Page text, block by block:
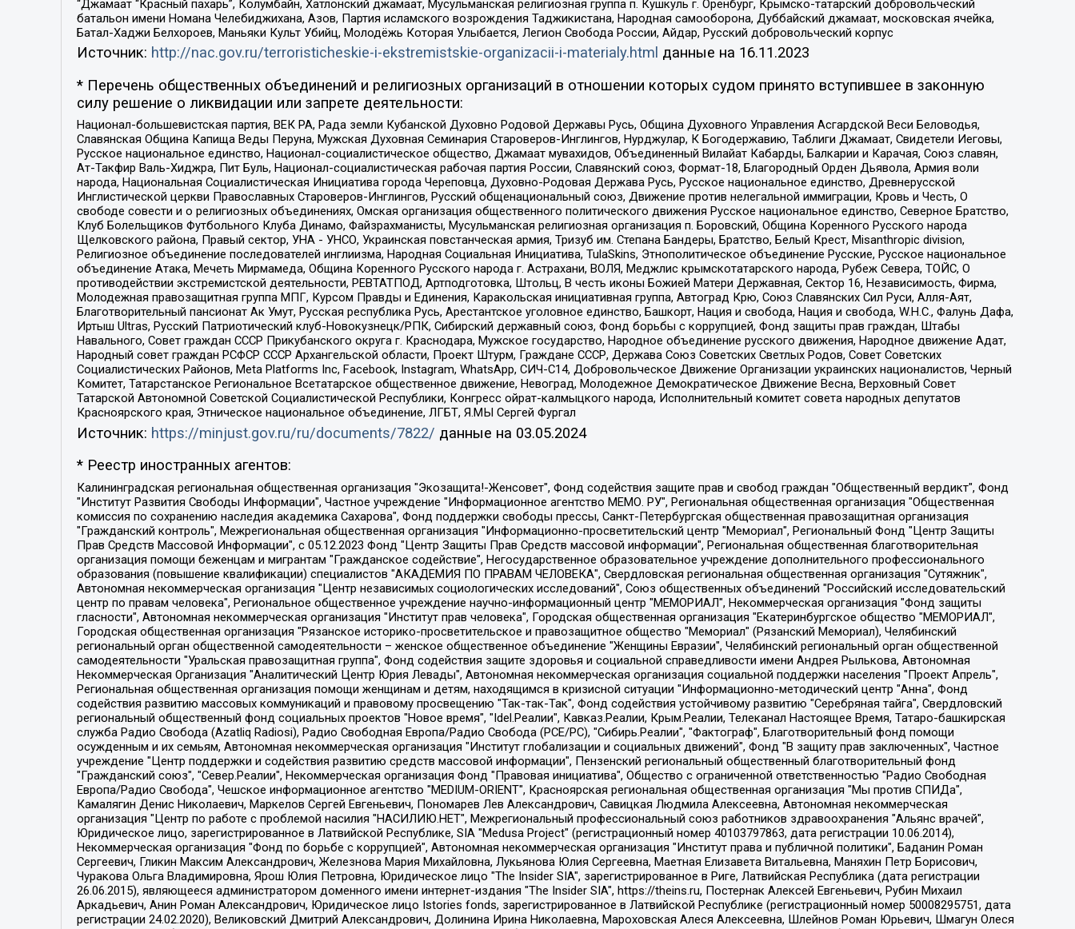
“Джамаат “Красный пахарь”, Колумбайн, Хатлонский джамаат, Мусульманская религиозная группа п. Кушкуль г. Оренбург, Крымско-татарский добровольческий
батальон имени Номана Челебиджихана, Азов, Партия исламского возрождения Таджикистана, Народная самооборона, Дуббайский джамаат, московская ячейка,
Батал-Хаджи Белхороев, Маньяки Культ Убийц, Молодёжь Которая Улыбается, Легион Свобода России, Айдар, Русский добровольческий корпус
Источник: http://nac.gov.ru/terroristicheskie-i-ekstremistskie-organizacii-i-materialy.html данные на 16.11.2023
* Перечень общественных объединений и религиозных организаций в отношении которых судом принято вступившее в законную
силу решение о ликвидации или запрете деятельности:
Национал-большевистская партия, ВЕК РА, Рада земли Кубанской Духовно Родовой Державы Русь, Община Духовного Управления Асгардской Веси Беловодья,
Славянская Община Капища Веды Перуна, Мужская Духовная Семинария Староверов-Инглингов, Нурджулар, К Богодержавию, Таблиги Джамаат, Свидетели Иеговы,
Русское национальное единство, Национал-социалистическое общество, Джамаат мувахидов, Объединенный Вилайат Кабарды, Балкарии и Карачая, Союз славян,
Ат-Такфир Валь-Хиджра, Пит Буль, Национал-социалистическая рабочая партия России, Славянский союз, Формат-18, Благородный Орден Дьявола, Армия воли
народа, Национальная Социалистическая Инициатива города Череповца, Духовно-Родовая Держава Русь, Русское национальное единство, Древнерусской
Инглистической церкви Православных Староверов-Инглингов, Русский общенациональный союз, Движение против нелегальной иммиграции, Кровь и Честь, О
свободе совести и о религиозных объединениях, Омская организация общественного политического движения Русское национальное единство, Северное Братство,
Клуб Болельщиков Футбольного Клуба Динамо, Файзрахманисты, Мусульманская религиозная организация п. Боровский, Община Коренного Русского народа
Щелковского района, Правый сектор, УНА - УНСО, Украинская повстанческая армия, Тризуб им. Степана Бандеры, Братство, Белый Крест, Misanthropic division,
Религиозное объединение последователей инглиизма, Народная Социальная Инициатива, TulaSkins, Этнополитическое объединение Русские, Русское национальное
объединение Атака, Мечеть Мирмамеда, Община Коренного Русского народа г. Астрахани, ВОЛЯ, Меджлис крымскотатарского народа, Рубеж Севера, ТОЙС, О
противодействии экстремистской деятельности, РЕВТАТПОД, Артподготовка, Штольц, В честь иконы Божией Матери Державная, Сектор 16, Независимость, Фирма,
Молодежная правозащитная группа МПГ, Курсом Правды и Единения, Каракольская инициативная группа, Автоград Крю, Союз Славянских Сил Руси, Алля-Аят,
Благотворительный пансионат Ак Умут, Русская республика Русь, Арестантское уголовное единство, Башкорт, Нация и свобода, Нация и свобода, W.H.С., Фалунь Дафа,
Иртыш Ultras, Русский Патриотический клуб-Новокузнецк/РПК, Сибирский державный союз, Фонд борьбы с коррупцией, Фонд защиты прав граждан, Штабы
Навального, Совет граждан СССР Прикубанского округа г. Краснодара, Мужское государство, Народное объединение русского движения, Народное движение Адат,
Народный совет граждан РСФСР СССР Архангельской области, Проект Штурм, Граждане СССР, Держава Союз Советских Светлых Родов, Совет Советских
Социалистических Районов, Meta Platforms Inc, Facebook, Instagram, WhatsApp, СИЧ-С14, Добровольческое Движение Организации украинских националистов, Черный
Комитет, Татарстанское Региональное Всетатарское общественное движение, Невоград, Молодежное Демократическое Движение Весна, Верховный Совет
Татарской Автономной Советской Социалистической Республики, Конгресс ойрат-калмыцкого народа, Исполнительный комитет совета народных депутатов
Красноярского края, Этническое национальное объединение, ЛГБТ, Я.МЫ Сергей Фургал
Источник: https://minjust.gov.ru/ru/documents/7822/ данные на 03.05.2024
* Реестр иностранных агентов:
Калининградская региональная общественная организация "Экозащита!-Женсовет", Фонд содействия защите прав и свобод граждан "Общественный вердикт", Фонд "Институт Развития Свободы Информации", Частное учреждение "Информационное агентство МЕМО. РУ", Региональная общественная организация "Общественная комиссия по сохранению наследия академика Сахарова", Фонд поддержки свободы прессы, Санкт-Петербургская общественная правозащитная организация "Гражданский контроль", Межрегиональная общественная организация "Информационно-просветительский центр "Мемориал", Региональный Фонд "Центр Защиты Прав Средств Массовой Информации", с 05.12.2023 Фонд "Центр Защиты Прав Средств массовой информации", Региональная общественная благотворительная организация помощи беженцам и мигрантам "Гражданское содействие", Негосударственное образовательное учреждение дополнительного профессионального образования (повышение квалификации) специалистов "АКАДЕМИЯ ПО ПРАВАМ ЧЕЛОВЕКА", Свердловская региональная общественная организация "Сутяжник", Автономная некоммерческая организация "Центр независимых социологических исследований", Союз общественных объединений "Российский исследовательский центр по правам человека", Региональное общественное учреждение научно-информационный центр "МЕМОРИАЛ", Некоммерческая организация "Фонд защиты гласности", Автономная некоммерческая организация "Институт прав человека", Городская общественная организация "Екатеринбургское общество "МЕМОРИАЛ", Городская общественная организация "Рязанское историко-просветительское и правозащитное общество "Мемориал" (Рязанский Мемориал), Челябинский региональный орган общественной самодеятельности – женское общественное объединение "Женщины Евразии", Челябинский региональный орган общественной самодеятельности "Уральская правозащитная группа", Фонд содействия защите здоровья и социальной справедливости имени Андрея Рылькова, Автономная Некоммерческая Организация "Аналитический Центр Юрия Левады", Автономная некоммерческая организация социальной поддержки населения "Проект Апрель", Региональная общественная организация помощи женщинам и детям, находящимся в кризисной ситуации "Информационно-методический центр "Анна", Фонд содействия развитию массовых коммуникаций и правовому просвещению "Так-так-Так", Фонд содействия устойчивому развитию "Серебряная тайга", Свердловский региональный общественный фонд социальных проектов "Новое время", "Idel.Реалии", Кавказ.Реалии, Крым.Реалии, Телеканал Настоящее Время, Татаро-башкирская служба Радио Свобода (Azatliq Radiosi), Радио Свободная Европа/Радио Свобода (PCE/PC), "Сибирь.Реалии", "Фактограф", Благотворительный фонд помощи осужденным и их семьям, Автономная некоммерческая организация "Институт глобализации и социальных движений", Фонд "В защиту прав заключенных", Частное учреждение "Центр поддержки и содействия развитию средств массовой информации", Пензенский региональный общественный благотворительный фонд "Гражданский союз", "Север.Реалии", Некоммерческая организация Фонд "Правовая инициатива", Общество с ограниченной ответственностью "Радио Свободная Европа/Радио Свобода", Чешское информационное агентство "MEDIUM-ORIENT", Красноярская региональная общественная организация "Мы против СПИДа", Камалягин Денис Николаевич, Маркелов Сергей Евгеньевич, Пономарев Лев Александрович, Савицкая Людмила Алексеевна, Автономная некоммерческая организация "Центр по работе с проблемой насилия "НАСИЛИЮ.НЕТ", Межрегиональный профессиональный союз работников здравоохранения "Альянс врачей", Юридическое лицо, зарегистрированное в Латвийской Республике, SIA "Medusa Project" (регистрационный номер 40103797863, дата регистрации 10.06.2014), Некоммерческая организация "Фонд по борьбе с коррупцией", Автономная некоммерческая организация "Институт права и публичной политики", Баданин Роман Сергеевич, Гликин Максим Александрович, Железнова Мария Михайловна, Лукьянова Юлия Сергеевна, Маетная Елизавета Витальевна, Маняхин Петр Борисович, Чуракова Ольга Владимировна, Ярош Юлия Петровна, Юридическое лицо "The Insider SIA", зарегистрированное в Риге, Латвийская Республика (дата регистрации 26.06.2015), являющееся администратором доменного имени интернет-издания "The Insider SIA", https://theins.ru, Постернак Алексей Евгеньевич, Рубин Михаил Аркадьевич, Анин Роман Александрович, Юридическое лицо Istories fonds, зарегистрированное в Латвийской Республике (регистрационный номер 50008295751, дата регистрации 24.02.2020), Великовский Дмитрий Александрович, Долинина Ирина Николаевна, Мароховская Алеся Алексеевна, Шлейнов Роман Юрьевич, Шмагун Олеся Валентиновна, Общество с ограниченной ответственностью "Альтаир 2021", Общество с ограниченной ответственностью "Вега 2021", Общество с ограниченной ответственностью "Главный редактор 2021", Общество с ограниченной ответственностью "Ромашки монолит", Важенков Артем Валерьевич, Ивановская областная общественная организация "Центр гендерных исследований", Гурман Юрий Альбертович, Медиапроект "ОВД-Инфо", Егоров Владимир Владимирович, Жилинский Владимир Александрович, Общество с ограниченной ответственностью "ЗП", Иванова София Юрьевна, Карезина Инна Павловна, Кильтау Екатерина Викторовна, Петров Алексей Викторович, Пискунов Сергей Евгеньевич, Смирнов Сергей Сергеевич, Тихонов Михаил Сергеевич, Общество с ограниченной ответственностью "ЖУРНАЛИСТ-ИНОСТРАННЫЙ АГЕНТ", Арапова Галина Юрьевна, Вольтская Татьяна Анатольевна, Американская компания "Mason G.E.S. Anonymous Foundation" (США), являющаяся владельцем интернет-издания https://mnews.world/, Компания "Stichting Bellingcat", зарегистрированная в Нидерландах (дата регистрации 11.07.2018), Захаров Андрей Вячеславович, Клепиковская Екатерина Дмитриевна, Общество с ограниченной ответственностью "МЕМО", Перл Роман Александрович, Симонов Евгений Алексеевич, Соловьева Елена Анатольевна, Сотников Даниил Владимирович, Сурначева Елизавета Дмитриевна, Автономная некоммерческая организация по защите прав человека и информированию населения "Якутия – Наше Мнение", Общество с ограниченной ответственностью "Москоу диджитал медиа", с 26.01.2023 Общество с ограниченной ответственностью "Чайка Белые сады", Ветошкина Валерия Валерьевна, Заговора Максим Александрович, Межрегиональное общественное движение "Российская ЛГБТ - сеть", Оленичев Максим Владимирович, Павлов Иван Юрьевич, Скворцова Елена Сергеевна, Общество с ограниченной ответственностью "Как бы инагент", Кочетков Игорь Викторович, Общество с ограниченной ответственностью "Честные выборы", Еланчик Олег Александрович, Общество с ограниченной ответственностью "Нобелевский призыв", Гималова Регина Эмилевна, Григорьев Андрей Валерьевич, Григорьева Алина Александровна, Ассоциация по содействию защите прав призывников, альтернативнослужащих и военнослужащих "Правозащитная группа "Гражданин.Армия.Право", Хисамова Регина Фаритовна, Автономная некоммерческая организация по реализации социально-правовых программ "Лилит", Дальневосточное общественное движение "Маяк", Санкт-Петербургская ЛГБТ-инициативная группа "Выход", Инициативная группа ЛГБТ+ "Реверс", Алексеев Андрей Викторович, Бекбулатова Таисия Львовна, Беляев Иван Михайлович, Владыкина Елена Сергеевна, Гельман Марат Александрович, Никульшина Вероника Юрьевна, Толоконникова Надежда Андреевна, Шендерович Виктор Анатольевич, Общество с ограниченной ответственностью "Данное сообщение", Общество с ограниченной ответственностью Издательский дом "Новая глава", Айнбиндер Александра Александровна, Московский комьюнити-центр для ЛГБТ+инициатив, Благотворительный фонд развития филантропии, Deutsche Welle (Германия, Kurt-Schumacher-Strasse 3, 53113 Bonn), Борзунова Мария Михайловна, Воробьев Виктор Викторович, Голубева Анна Львовна, Константинова Алла Михайловна, Малкова Ирина Владимировна, Мурадов Мурад Абдулгалимович, Осетинская Елизавета Николаевна, Понасенков Евгений Николаевич, Ганапольский Матвей Юрьевич, Киселев Евгений Алексеевич, Борухович Ирина Григорьевна, Дремин Иван Тимофеевич, Дубровский Дмитрий Викторович, Красноярская региональная общественная организация поддержки и развития альтернативных образовательных технологий и межкультурных коммуникаций "ИНТЕРРА", Маяковская Екатерина Алексеевна, Фейгин Марк Захарович, Филимонов Андрей Викторович, Дзугкоева Регина Николаевна, Доброхотов Роман Александрович, Дудь Юрий Александрович, Елкин Сергей Владимирович, Кругликов Кирилл Игоревич, Сабунаева Мария Леонидовна, Семенов Алексей Владимирович, Шаинян Карен Багратович, Шульман Екатерина Михайловна, Асафьев Артур Валерьевич, Вахштайн Виктор Семенович, Венедиктов Алексей Алексеевич, Лушникова Екатерина Евгеньевна, Волков Леонид Михайлович, Невзоров Александр Глебович, Пархоменко Сергей Борисович, Сироткин Ярослав Николаевич, Кара-Мурза Владимир Владимирович, Баранова Наталья Владимировна, Гозман Леонид Яковлевич, Кагарлицкий Борис Юльевич, Климарев Михаил Валерьевич, Милов Владимир Станиславович, Автономная некоммерческая организация Краснодарский центр современного искусства "Типография", Моргенштерн Алишер Тагирович, Соболь Любовь Эдуардовна, Общество с ограниченной ответственностью "ЛИЗА НОРМ", Каспаров Гарри Кимович, Ходорковский Михаил Борисович, Общество с ограниченной ответственностью "Апрельские тезисы", Данилович Ирина Брониславовна, Кашин Олег Владимирович, Петров Николай Владимирович, Пивоваров Алексей Владимирович, Соколов Михаил Владимирович, Цветкова Юлия Владимировна, Чичваркин Евгений Александрович, Комитет против пыток/Команда против пыток, Общество с ограниченной ответственностью "Первый научный", Общество с ограниченной ответственностью "Вертолет и ко", Белоцерковская Вероника Борисовна, Кац Максим Евгеньевич, Лазарева Татьяна Юрьевна, Шаведдинов Руслан Табризович, Яшин Илья Валерьевич, Общество с ограниченной ответственностью "Иноагент ААВ", Алешковский Дмитрий Петрович, Альбац Евгения Марковна, Быков Дмитрий Львович, Галямина Юлия Евгеньевна, Лойко Сергей Леонидович, Мартынов Кирилл Константинович, Медведев Сергей Александрович, Крашенинников Федор Геннадиевич, Гордеева Катерина Вл